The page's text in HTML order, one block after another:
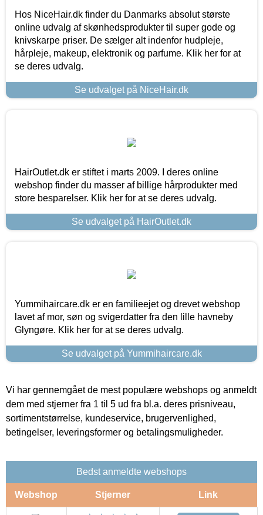
Hos NiceHair.dk finder du Danmarks absolut største
online udvalg af skønhedsprodukter til super gode og
knivskarpe priser. De sælger alt indenfor hudpleje,
hårpleje, makeup, elektronik og parfume. Klik her for at
se deres udvalg.
Se udvalget på NiceHair.dk
HairOutlet.dk er stiftet i marts 2009. I deres online
webshop finder du masser af billige hårprodukter med
store besparelser. Klik her for at se deres udvalg.
Se udvalget på HairOutlet.dk
Yummihaircare.dk er en familieejet og drevet webshop
lavet af mor, søn og svigerdatter fra den lille havneby
Glyngøre. Klik her for at se deres udvalg.
Se udvalget på Yummihaircare.dk
Vi har gennemgået de mest populære webshops og anmeldt
dem med stjerner fra 1 til 5 ud fra bl.a. deres prisniveau,
sortimentstørrelse, kundeservice, brugervenlighed,
betingelser, leveringsformer og betalingsmuligheder.
Bedst anmeldte webshops
Webshop Stjerner Link